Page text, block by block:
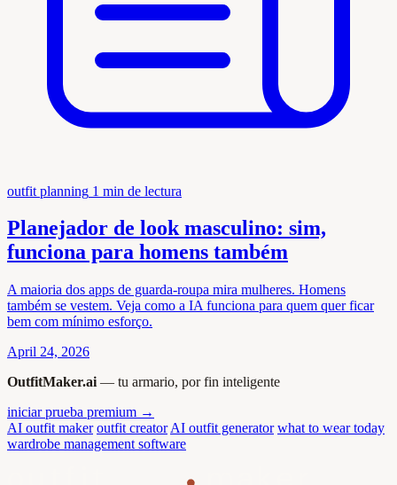
outfit planning 1 min de lectura
Planejador de look masculino: sim,
funciona para homens também
A maioria dos apps de guarda-roupa mira mulheres. Homens
também se vestem. Veja como a IA funciona para quem quer ficar
bem com mínimo esforço.
April 24, 2026
OutfitMaker.ai — tu armario, por fin inteligente
iniciar prueba premium →
AI outfit maker outfit creator AI outfit generator what to wear today
wardrobe management software